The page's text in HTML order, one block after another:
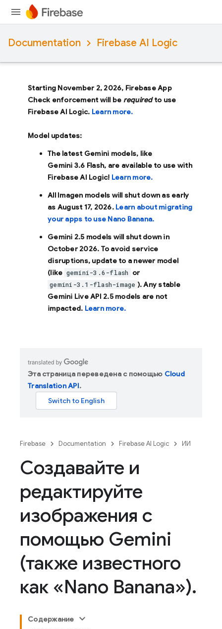
Documentation Firebase AI Logic
Starting November 2, 2026, Firebase App
Check enforcement will be requiredto use
Firebase AI Logic. Learn more.
Model updates:
The latest Gemini models, like
Gemini 3.6 Flash, are available to use with
Firebase AI Logic! Learn more.
All Imagen models will shut down as early
as August 17, 2026. Learn about migrating
your apps to use Nano Banana.
Gemini 2.5 models will shut down in
October 2026. To avoid service
disruptions, update to a newer model
(like gemini-3.6-flash or
gemini-3.1-flash-image ). Any stable
Gemini Live API 2.5 models are not
impacted. Learn more.
Эта страница переведена с помощью Cloud
Translation API.
Firebase Documentation Firebase AI Logic ИИ
Создавайте и
редактируйте
изображения с
помощью Gemini
(также известного
как «Nano Banana»).
Содержание